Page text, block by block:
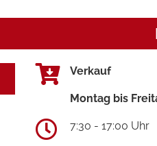
Verkauf
Montag bis
7:30 - 17:00 Uhr